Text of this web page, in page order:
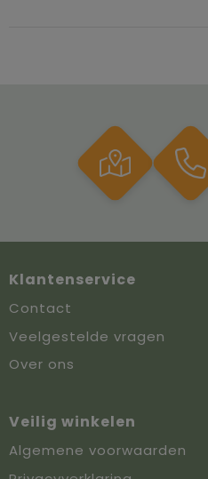
Klantenservice
Contact
Veelgestelde vragen
Over ons
Veilig winkelen
Algemene voorwaarden